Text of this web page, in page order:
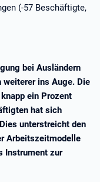
(-57 Beschäftigte,
bei Ausländern
ins Auge. Die
ein Prozent
hat sich
unterstreicht den
Arbeitszeitmodelle
Instrument zur